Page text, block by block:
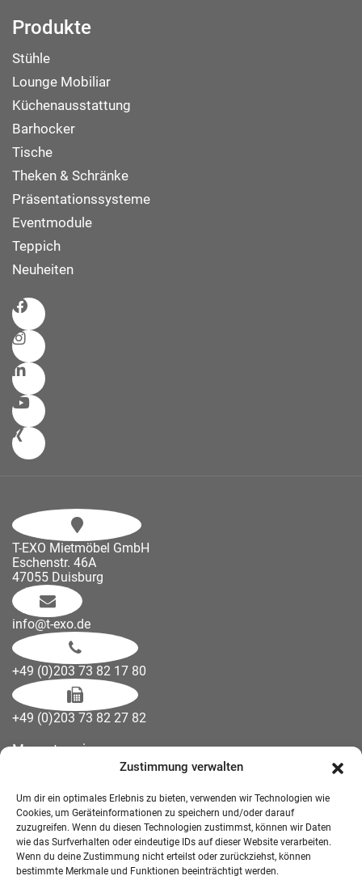
Zustimmung verwalten
Um dir ein optimales Erlebnis zu bieten, verwenden wir Technologien wie
Cookies, um Geräteinformationen zu speichern und/oder darauf
zuzugreifen. Wenn du diesen Technologien zustimmst, können wir Daten
wie das Surfverhalten oder eindeutige IDs auf dieser Website verarbeiten.
Wenn du deine Zustimmung nicht erteilst oder zurückziehst, können
bestimmte Merkmale und Funktionen beeinträchtigt werden.
Produkte
Stühle
Lounge Mobiliar
Küchenausstattung
Barhocker
Tische
Theken & Schränke
Präsentationssysteme
Eventmodule
Teppich
Neuheiten
T-EXO Mietmöbel GmbH
Eschenstr. 46A
47055 Duisburg
info@t-exo.de
+49 (0)203 73 82 17 80
+49 (0)203 73 82 27 82
Messetermine
Downloads
Wandelemente
Über uns
Impressum